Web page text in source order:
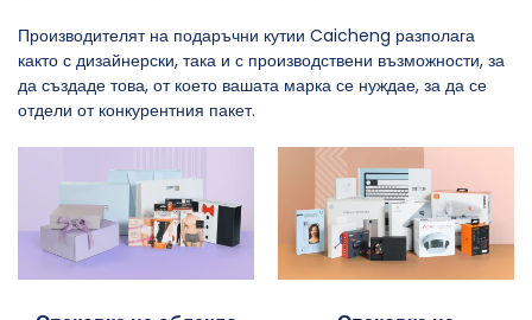
Производителят на подаръчни кутии Caicheng разполага
както с дизайнерски, така и с производствени възможности, за
да създаде това, от което вашата марка се нуждае, за да се
отдели от конкурентния пакет.